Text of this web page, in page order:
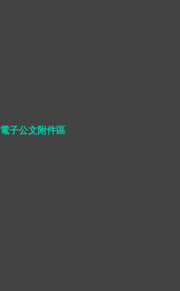
電子公文附件區